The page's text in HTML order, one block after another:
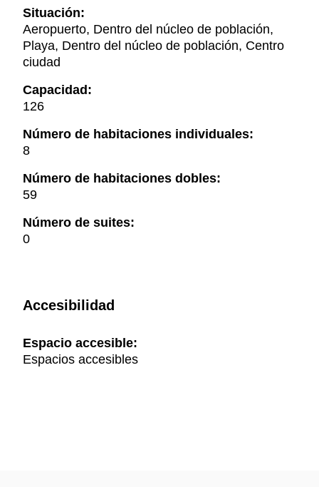
Situación:
Aeropuerto, Dentro del núcleo de población,
Playa, Dentro del núcleo de población, Centro
ciudad
Capacidad:
126
Número de habitaciones individuales:
8
Número de habitaciones dobles:
59
Número de suites:
0
Accesibilidad
Espacio accesible:
Espacios accesibles